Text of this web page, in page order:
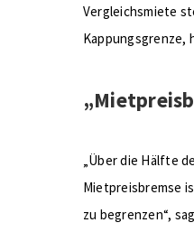
Vergleichsmiete
Kappungsgrenze,
„Über die Hälfte
Mietpreisbremse
zu begrenzen“,